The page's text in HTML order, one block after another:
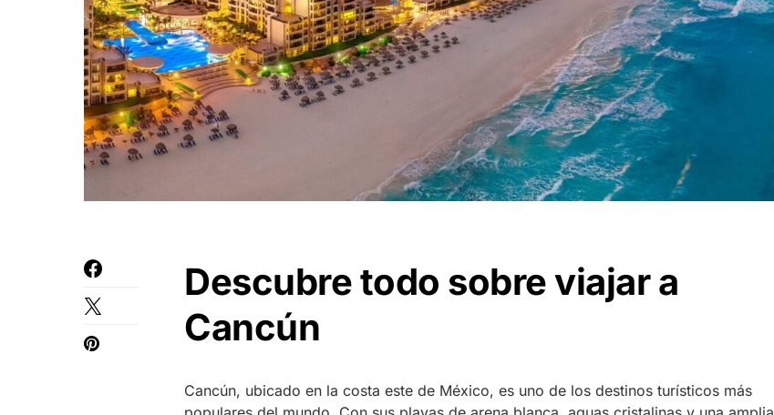
Descubre todo sobre viajar a
Cancún
Cancún, ubicado en la costa este de México, es uno de los destinos turísticos más